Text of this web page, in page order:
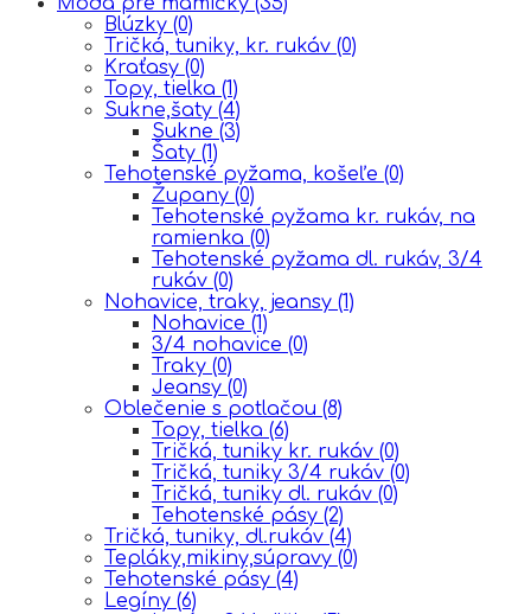
Blúzky (0)
Tričká, tuniky, kr. rukáv (0)
Kraťasy (0)
Topy, tielka (1)
Sukne,šaty (4)
Sukne (3)
Šaty (1)
Tehotenské pyžama, košeľe (0)
Župany (0)
Tehotenské pyžama kr. rukáv, na
ramienka (0)
Tehotenské pyžama dl. rukáv, 3/4
rukáv (0)
Nohavice, traky, jeansy (1)
Nohavice (1)
3/4 nohavice (0)
Traky (0)
Jeansy (0)
Oblečenie s potlačou (8)
Topy, tielka (6)
Tričká, tuniky kr. rukáv (0)
Tričká, tuniky 3/4 rukáv (0)
Tričká, tuniky dl. rukáv (0)
Tehotenské pásy (2)
Tričká, tuniky, dl.rukáv (4)
Tepláky,mikiny,súpravy (0)
Tehotenské pásy (4)
Legíny (6)